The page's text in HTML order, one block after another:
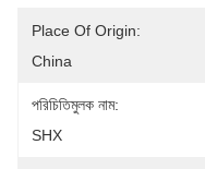
Place Of Origin:
China
পরিচিতিমুলক নাম:
SHX